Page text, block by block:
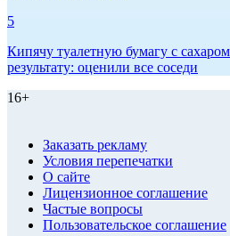
5
Кипячу туалетную бумагу с
результату: оценили все соседи
16+
Заказать рекламу
Условия перепечатки
О сайте
Лицензионное соглашение
Частые вопросы
Пользовательское соглашение